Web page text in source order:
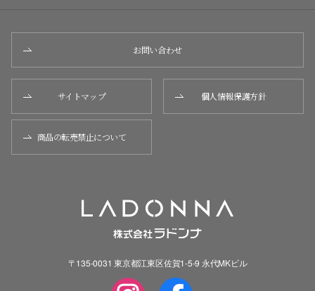
お問い合わせ
サイトマップ 個人情報保護方針
商品の転売禁止について
〒135-0031 東京都江東区佐賀1-5-9 永代MKビル